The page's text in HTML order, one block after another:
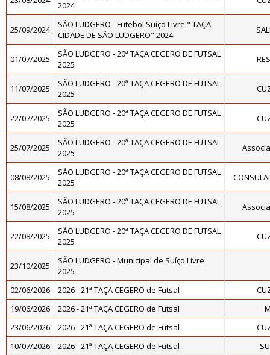
2024
25/09/2024
SÃO LUDGERO - Futebol Suíço Livre " TAÇA
CIDADE DE SÃO LUDGERO" 2024
01/07/2025
SÃO LUDGERO - 20ª TAÇA CEGERO DE FUTSAL
2025
11/07/2025
SÃO LUDGERO - 20ª TAÇA CEGERO DE FUTSAL
2025
22/07/2025
SÃO LUDGERO - 20ª TAÇA CEGERO DE FUTSAL
2025
25/07/2025
SÃO LUDGERO - 20ª TAÇA CEGERO DE FUTSAL
2025
08/08/2025
SÃO LUDGERO - 20ª TAÇA CEGERO DE FUTSAL
2025
15/08/2025
SÃO LUDGERO - 20ª TAÇA CEGERO DE FUTSAL
2025
22/08/2025
SÃO LUDGERO - 20ª TAÇA CEGERO DE FUTSAL
2025
23/10/2025
SÃO LUDGERO - Municipal de Suíço Livre
2025
02/06/2026
2026 - 21ª TAÇA CEGERO de Futsal
19/06/2026
2026 - 21ª TAÇA CEGERO de Futsal
23/06/2026
2026 - 21ª TAÇA CEGERO de Futsal
10/07/2026
2026 - 21ª TAÇA CEGERO de Futsal